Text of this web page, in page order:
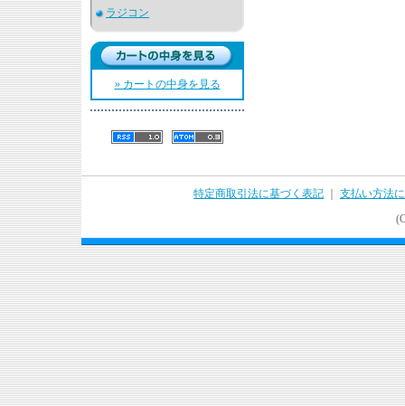
ラジコン
» カートの中身を見る
特定商取引法に基づく表記
支払い方法